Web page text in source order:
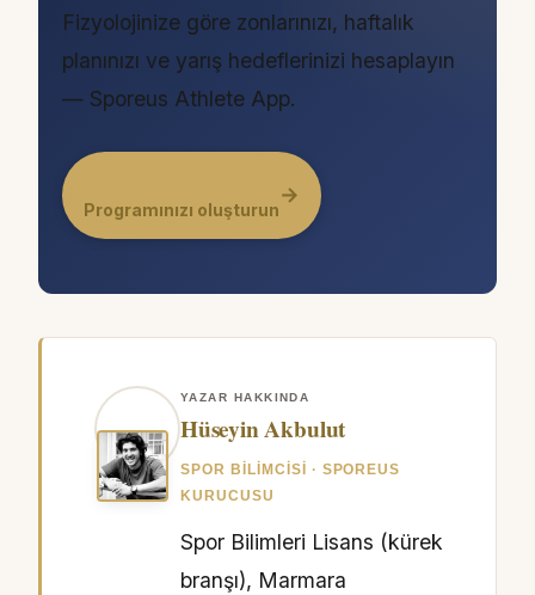
Fizyolojinize göre zonlarınızı, haftalık
planınızı ve yarış hedeflerinizi hesaplayın
— Sporeus Athlete App.
Programınızı oluşturun
→
YAZAR HAKKINDA
Hüseyin Akbulut
SPOR BILIMCISI · SPOREUS
KURUCUSU
Spor Bilimleri Lisans (kürek
branşı), Marmara